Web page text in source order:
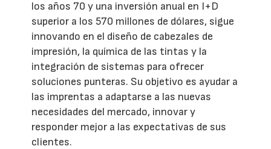
los años 70 y una inversión anual en I+D
superior a los 570 millones de dólares, sigue
innovando en el diseño de cabezales de
impresión, la química de las tintas y la
integración de sistemas para ofrecer
soluciones punteras. Su objetivo es ayudar a
las imprentas a adaptarse a las nuevas
necesidades del mercado, innovar y
responder mejor a las expectativas de sus
clientes.